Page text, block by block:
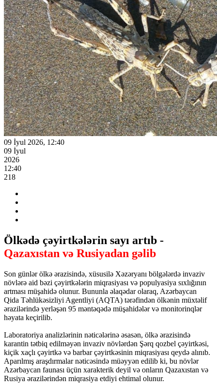
09 İyul 2026, 12:40
09 İyul
2026
12:40
218
Ölkədə çəyirtkələrin sayı artıb -
Qazaxıstan və Rusiyadan gəlib
Son günlər ölkə ərazisində, xüsusilə Xəzəryanı bölgələrdə invaziv
növlərə aid bəzi çəyirtkələrin miqrasiyası və populyasiya sıxlığının
artması müşahidə olunur. Bununla əlaqədar olaraq, Azərbaycan
Qida Təhlükəsizliyi Agentliyi (AQTA) tərəfindən ölkənin müxtəlif
ərazilərində yerləşən 95 məntəqədə müşahidələr və monitorinqlər
həyata keçirilib.
Laboratoriya analizlərinin nəticələrinə əsasən, ölkə ərazisində
karantin tətbiq edilməyən invaziv növlərdən Şərq qozbel çəyirtkəsi,
kiçik xaçlı çəyirtkə və barbar çəyirtkəsinin miqrasiyası qeydə alınıb.
Aparılmış araşdırmalar nəticəsində müəyyən edilib ki, bu növlər
Azərbaycan faunası üçün xarakterik deyil və onların Qazaxıstan və
Rusiya ərazilərindən miqrasiya etdiyi ehtimal olunur.